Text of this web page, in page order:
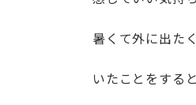
暑くて外に出た
いたことをする